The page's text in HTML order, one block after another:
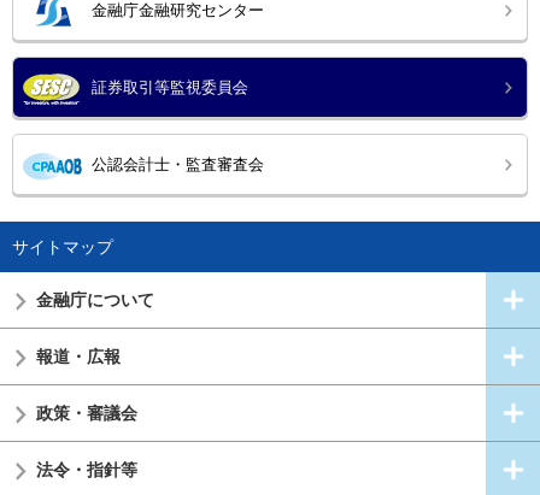
金融庁金融研究センター
証券取引等監視委員会
公認会計士・監査審査会
サイトマップ
金融庁について
報道・広報
政策・審議会
法令・指針等